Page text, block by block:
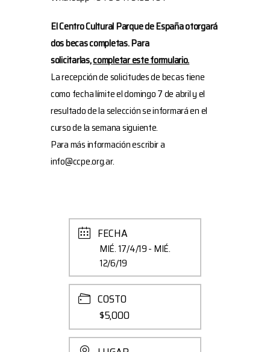
El Centro Cultural Parque de España otorgará
dos becas completas. Para
solicitarlas,completar este formulario.
La recepción de solicitudes de becas tiene
como fecha límite el domingo 7 de abril y el
resultado de la selección se informará en el
curso de la semana siguiente.
Para más información escribir a
info@ccpe.org.ar.
FECHA
MIÉ. 17/4/19- MIÉ.
12/6/19
COSTO
$5,000